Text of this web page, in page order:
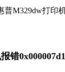
普M329dw打
错